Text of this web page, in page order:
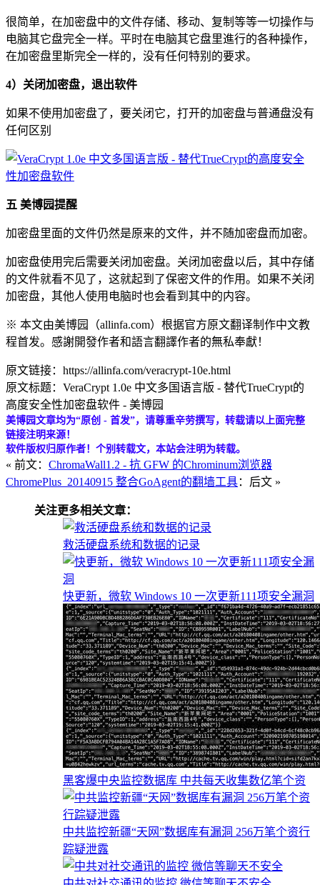
很简单，在加密盘中的文件存储、移动、复制等等一切操作与
电脑其它盘完全一样。平时在电脑其它盘里進行的各种操作，
在加密盘里斯完全一样的，没有任何特别的要求。
4）关闭加密盘，退出软件
如果不使用加密盘了，要关闭它，打开的加密盘与普通盘没有
任何区别
五 美博园提醒
加密盘里面的文件仍然是原来的文件，并不随加密盘而加密。
加密盘使用完后需要关闭加密盘。关闭加密盘以后，其中存储
的文件就看不见了，这就起到了保密文件的作用。如果不关闭
加密盘，其他人使用电脑时也会看到其中的内容。
※ 本文由美博园（allinfa.com）根据官方原文翻译制作中文教
程首发。感謝開發作者和語言翻譯作者的無私奉獻！
原文链接：https://allinfa.com/veracrypt-10e.html
原文标题：VeraCrypt 1.0e 中文多国语言版 - 替代TrueCrypt的
高度安全性加密盘软件 - 美博园
美博园文章均为“原创 - 首发”，请尊重辛劳撰写，转载请以上面完整
链接注明来源！
软件版权归原作者！个别转载文，本站会注明为转载。
« 前文： ChromaWall1.2 - 抗 GFW 的Chrominum浏览器
ChromePlus_20140915 整合GoAgent的翻墙工具：后文 »
关注更多相关文章：
救活硬盘系统和数据的记录
快更新，微软 Windows 10 一次更新111项安全漏洞
黑客爆中央监控数据库 中共每天收集数亿笔个资
中共监控新疆“天网”数据库有漏洞 256万笔个资行
踪疑泄露